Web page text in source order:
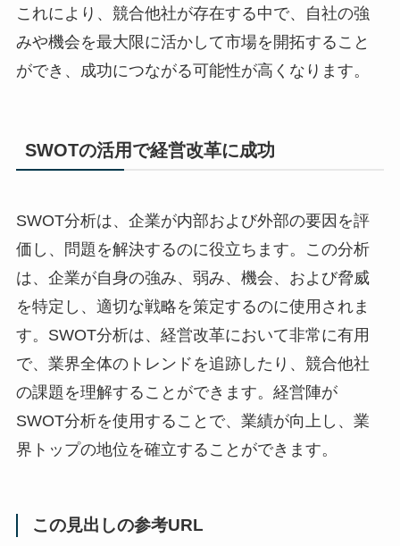
これにより、競合他社が存在する中で、自社の強
みや機会を最大限に活かして市場を開拓すること
ができ、成功につながる可能性が高くなります。
SWOTの活用で経営改革に成功
SWOT分析は、企業が内部および外部の要因を評
価し、問題を解決するのに役立ちます。この分析
は、企業が自身の強み、弱み、機会、および脅威
を特定し、適切な戦略を策定するのに使用されま
す。SWOT分析は、経営改革において非常に有用
で、業界全体のトレンドを追跡したり、競合他社
の課題を理解することができます。経営陣が
SWOT分析を使用することで、業績が向上し、業
界トップの地位を確立することができます。
この見出しの参考URL